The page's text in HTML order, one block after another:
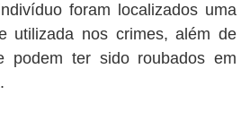
foram localizados uma
utilizada nos crimes, além de
podem ter sido roubados em